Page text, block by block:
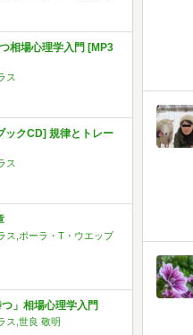
相場心理学入門 [MP3
ス
ックCD] 規律とトレー
ス
ス,ポーラ・T・ウエッブ
」相場心理学入門
ス,世良 敬明